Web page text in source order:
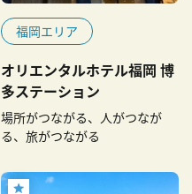
福岡エリア
オリエンタルホテル福岡 博
多ステーション
場所がつながる、人がつなが
る、旅がつながる